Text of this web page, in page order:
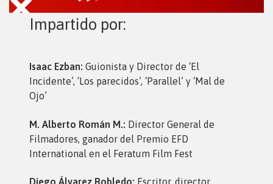
Impartido por:
Isaac Ezban: Guionista y Director de ‘El
Incidente’, ‘Los parecidos’, ‘Parallel’ y ‘Mal de
Ojo’
M. Alberto Román M.: Director General de
Filmadores, ganador del Premio EFD
International en el Feratum Film Fest